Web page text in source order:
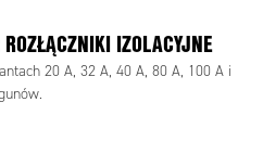
IZOLACYJNE
20 A, 32 A, 40 A, 80 A, 100 A i